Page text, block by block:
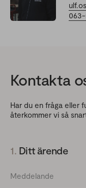
Kontakta
Har du en fråga eller
återkommer vi så
1. Ditt ärende
Meddelande